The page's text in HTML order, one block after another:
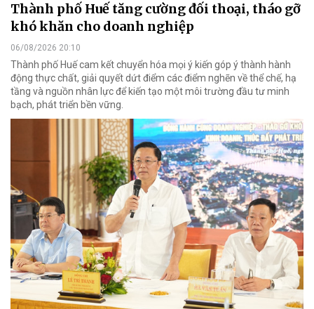
Thành phố Huế tăng cường đối thoại, tháo gỡ
khó khăn cho doanh nghiệp
06/08/2026 20:10
Thành phố Huế cam kết chuyển hóa mọi ý kiến góp ý thành hành
động thực chất, giải quyết dứt điểm các điểm nghẽn về thể chế, hạ
tầng và nguồn nhân lực để kiến tạo một môi trường đầu tư minh
bạch, phát triển bền vững.